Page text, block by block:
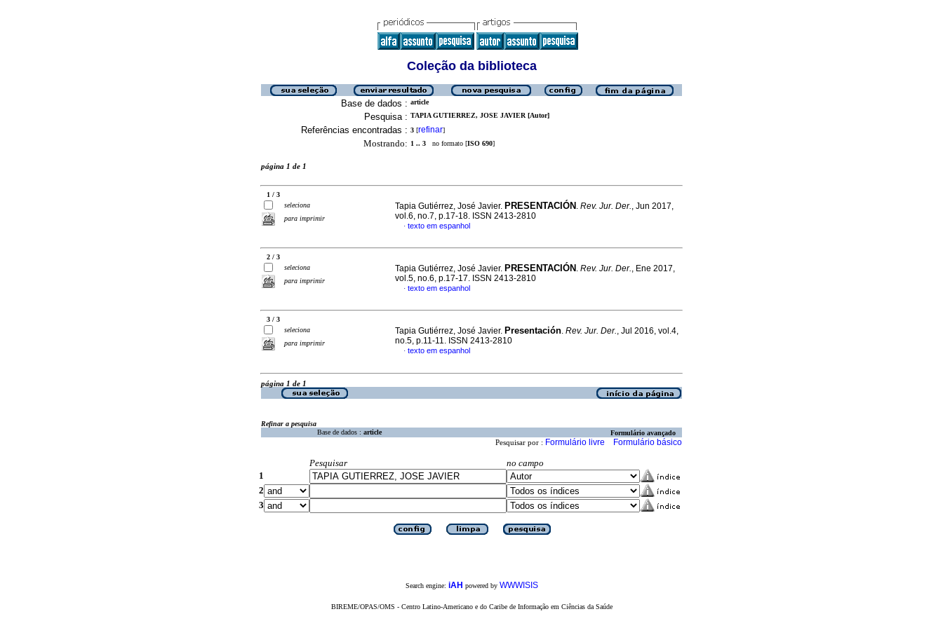
Coleção da biblioteca
Base de dados : article
Pesquisa : TAPIA GUTIERREZ, JOSE JAVIER [Autor]
Referências encontradas : 3 [refinar]
Mostrando: 1 .. 3 no formato [ISO 690]
página 1 de 1
1 / 3
seleciona
para imprimir
Tapia Gutiérrez, José Javier. PRESENTACIÓN . Rev. Jur. Der., Jun 2017,
vol.6, no.7, p.17-18. ISSN 2413-2810
· texto em espanhol
2 / 3
seleciona
para imprimir
Tapia Gutiérrez, José Javier. PRESENTACIÓN . Rev. Jur. Der., Ene 2017,
vol.5, no.6, p.17-17. ISSN 2413-2810
· texto em espanhol
3 / 3
seleciona
para imprimir
Tapia Gutiérrez, José Javier. Presentación. Rev. Jur. Der., Jul 2016, vol.4,
no.5, p.11-11. ISSN 2413-2810
· texto em espanhol
página 1 de 1
Refinar a pesquisa
Base de dados : article Formulário avançado
Pesquisar por : Formulário livre Formulário básico
Pesquisar
no campo
1
2
3
Search engine: iAH powered by WWWISIS
BIREME/OPAS/OMS - Centro Latino-Americano e do Caribe de Informação em Ciências da Saúde